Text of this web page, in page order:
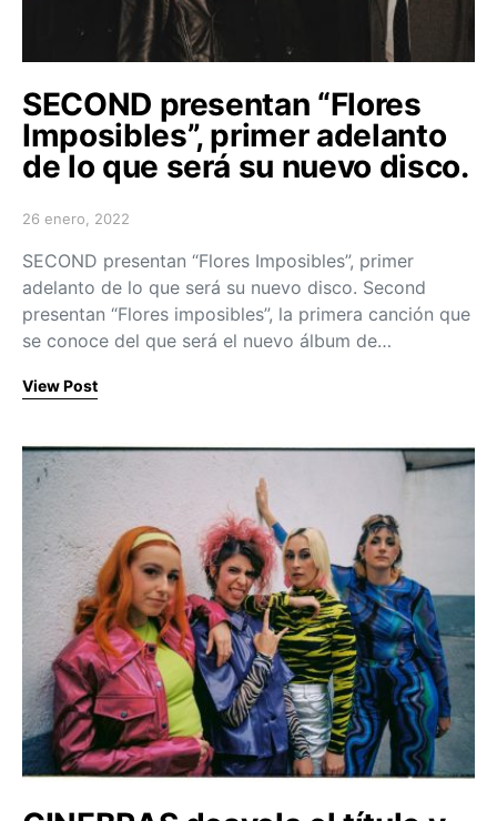
SECOND presentan “Flores
Imposibles”, primer adelanto
de lo que será su nuevo disco.
Posted on
26 enero, 2022
SECOND presentan “Flores Imposibles”, primer
adelanto de lo que será su nuevo disco. Second
presentan “Flores imposibles”, la primera canción que
se conoce del que será el nuevo álbum de…
View Post